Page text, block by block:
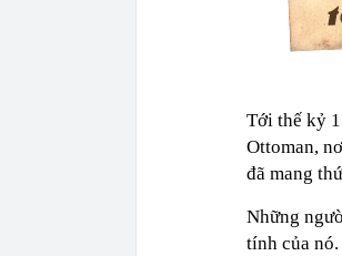
Tới thế kỷ
Ottoman,
đã mang
Những
tính của